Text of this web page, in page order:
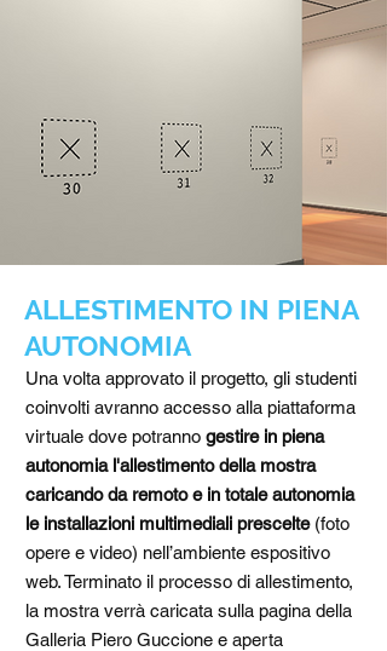
ALLESTIMENTO IN PIENA
AUTONOMIA
Una volta approvato il progetto, gli studenti
coinvolti avranno accesso alla piattaforma
virtuale dove potranno gestire in piena
autonomia l'allestimento della mostra
caricando da remoto e in totale autonomia
le installazioni multimediali prescelte(foto
opere e video) nell’ambiente espositivo
web. Terminato il processo di allestimento,
la mostra verrà caricata sulla pagina della
Galleria Piero Guccione e aperta